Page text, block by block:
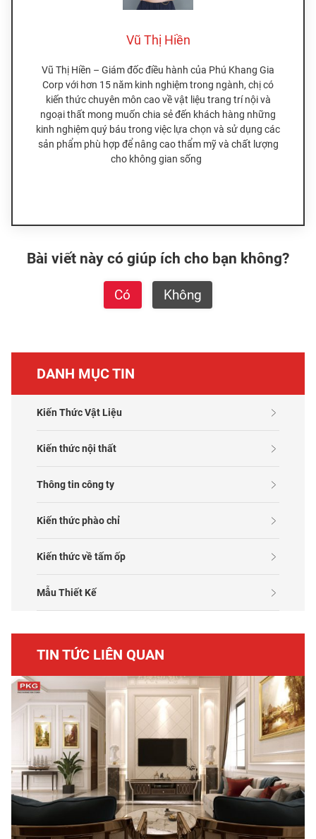
Vũ Thị Hiền
Vũ Thị Hiền – Giám đốc điều hành của Phú Khang Gia
Corp với hơn 15 năm kinh nghiệm trong ngành, chị có
kiến thức chuyên môn cao về vật liệu trang trí nội và
ngoại thất mong muốn chia sẻ đến khách hàng những
kinh nghiệm quý báu trong việc lựa chọn và sử dụng các
sản phẩm phù hợp để nâng cao thẩm mỹ và chất lượng
cho không gian sống
Bài viết này có giúp ích cho bạn không?
Có Không
DANH MỤC TIN
Kiến Thức Vật Liệu
Kiến thức nội thất
Thông tin công ty
Kiến thức phào chỉ
Kiến thức về tấm ốp
Mẫu Thiết Kế
TIN TỨC LIÊN QUAN